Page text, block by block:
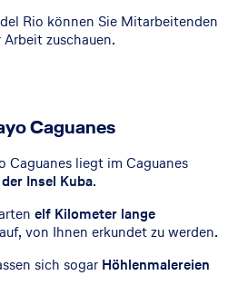
Rio können Sie Mitarbeitenden
Arbeit zuschauen.
Caguanes
Caguanes liegt im Caguanes
Insel Kuba.
elf Kilometer lange
von Ihnen erkundet zu werden.
sich sogar Höhlenmalereien